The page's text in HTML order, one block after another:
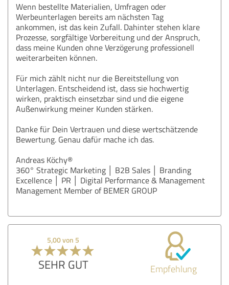
Wenn bestellte Materialien, Umfragen oder
Werbeunterlagen bereits am nächsten Tag
ankommen, ist das kein Zufall. Dahinter stehen klare
Prozesse, sorgfältige Vorbereitung und der Anspruch,
dass meine Kunden ohne Verzögerung professionell
weiterarbeiten können.
Für mich zählt nicht nur die Bereitstellung von
Unterlagen. Entscheidend ist, dass sie hochwertig
wirken, praktisch einsetzbar sind und die eigene
Außenwirkung meiner Kunden stärken.
Danke für Dein Vertrauen und diese wertschätzende
Bewertung. Genau dafür mache ich das.
Andreas Köchy®
360° Strategic Marketing │ B2B Sales │ Branding
Excellence │ PR │ Digital Performance & Management
Management Member of BEMER GROUP
5,00 von 5
SEHR GUT Empfehlung